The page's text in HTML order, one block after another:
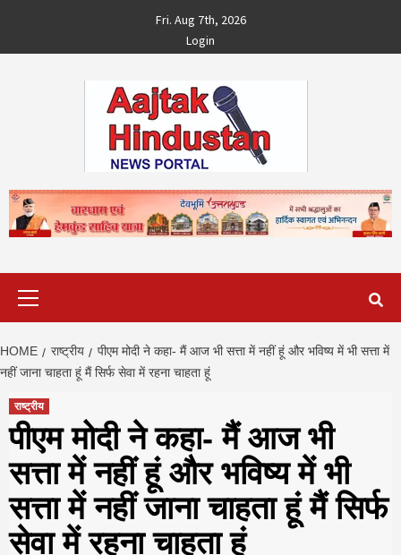
content
Fri. Aug 7th, 2026
Login
HOME राष्ट्रीय
पीएम मोदी ने कहा- मैं आज भी सत्ता में नहीं हूं और भविष्य में भी सत्ता में
नहीं जाना चाहता हूं मैं सिर्फ सेवा में रहना चाहता हूं
राष्ट्रीय
पीएम मोदी ने कहा- मैं आज भी
सत्ता में नहीं हूं और भविष्य में भी
सत्ता में नहीं जाना चाहता हूं मैं सिर्फ
सेवा में रहना चाहता हूं